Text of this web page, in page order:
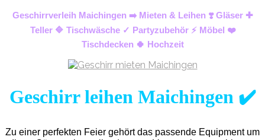
Geschirrverleih Maichingen ➡️ Mieten & Leihen ❣️ Gläser ✚
Teller 🔷 Tischwäsche ✓ Partyzubehör ⚡ Möbel ❤️
Tischdecken 🍀 Hochzeit
Geschirr leihen Maichingen ✔️
Zu einer perfekten Feier gehört das passende Equipment um